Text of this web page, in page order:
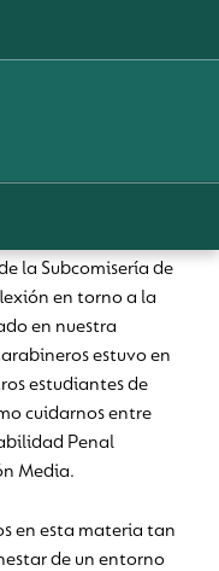
visitó
la Subcomisería de
en torno a la
en nuestra
estuvo en
estudiantes de
cuidarnos entre
Penal
Media.
en esta materia tan
de un entorno